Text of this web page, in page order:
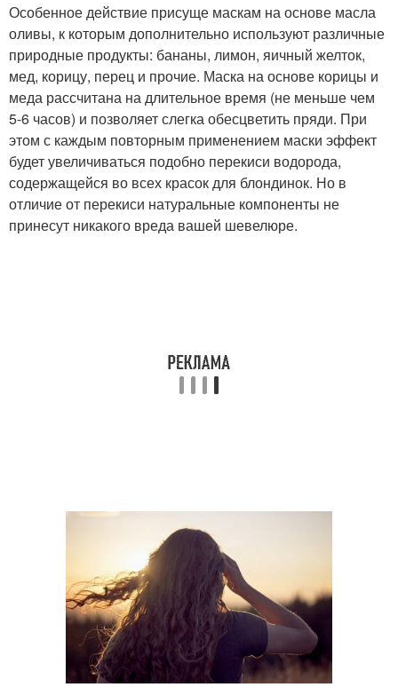
Особенное действие присуще маскам на основе масла
оливы, к которым дополнительно используют различные
природные продукты: бананы, лимон, яичный желток,
мед, корицу, перец и прочие. Маска на основе корицы и
меда рассчитана на длительное время (не меньше чем
5-6 часов) и позволяет слегка обесцветить пряди. При
этом с каждым повторным применением маски эффект
будет увеличиваться подобно перекиси водорода,
содержащейся во всех красок для блондинок. Но в
отличие от перекиси натуральные компоненты не
принесут никакого вреда вашей шевелюре.